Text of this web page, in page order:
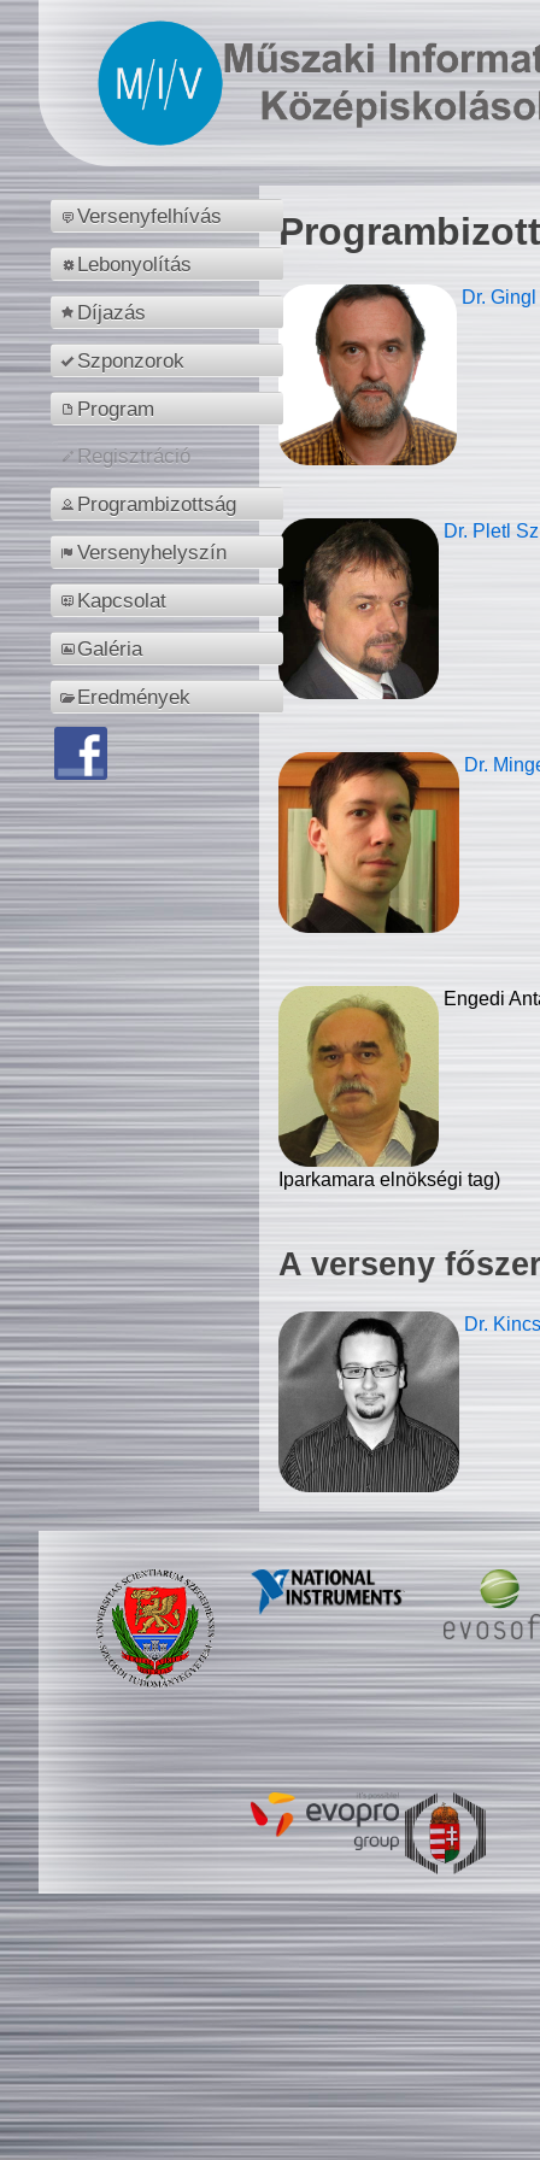
Versenyfelhívás
Lebonyolítás
Díjazás
Szponzorok
Program
Regisztráció
Programbizottság
Versenyhelyszín
Kapcsolat
Galéria
Eredmények
Dr.
Dr. Pletl
Dr.
Engedi
Iparkamara elnökségi tag)
A verseny
Dr.